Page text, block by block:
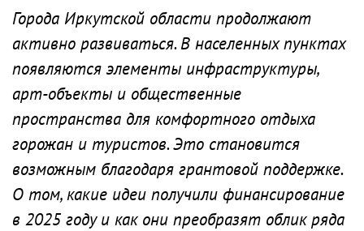
Города Иркутской области продолжают
активно развиваться. В населенных пунктах
появляются элементы инфраструктуры,
арт-объекты и общественные
пространства для комфортного отдыха
горожан и туристов. Это становится
возможным благодаря грантовой поддержке.
О том, какие идеи получили финансирование
в 2025 году и как они преобразят облик ряда